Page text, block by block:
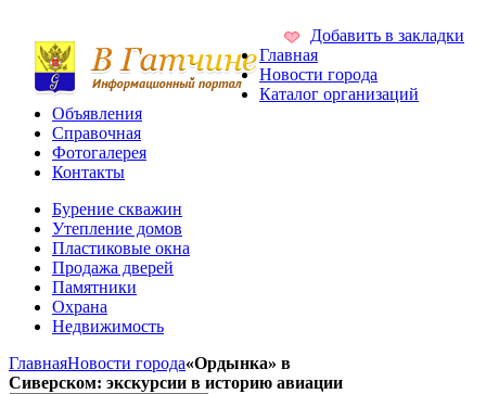
Добавить в закладки
Главная
Новости города
Каталог организаций
Объявления
Справочная
Фотогалерея
Контакты
Бурение скважин
Утепление домов
Пластиковые окна
Продажа дверей
Памятники
Охрана
Недвижимость
ГлавнаяНовости города«Ордынка» в
Сиверском: экскурсии в историю авиации